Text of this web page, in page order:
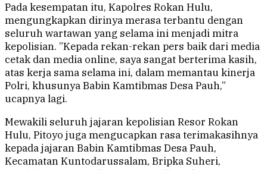
Pada kesempatan itu, Kapolres Rokan Hulu,
mengungkapkan dirinya merasa terbantu dengan
seluruh wartawan yang selama ini menjadi mitra
kepolisian. ”Kepada rekan-rekan pers baik dari media
cetak dan media online, saya sangat berterima kasih,
atas kerja sama selama ini, dalam memantau kinerja
Polri, khusunya Babin Kamtibmas Desa Pauh,”
ucapnya lagi.
Mewakili seluruh jajaran kepolisian Resor Rokan
Hulu, Pitoyo juga mengucapkan rasa terimakasihnya
kepada jajaran Babin Kamtibmas Desa Pauh,
Kecamatan Kuntodarussalam, Bripka Suheri,